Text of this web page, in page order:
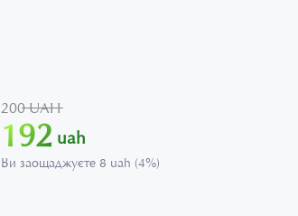
200 UAH
192 uah
Ви заощаджуєте 8 uah (4%)